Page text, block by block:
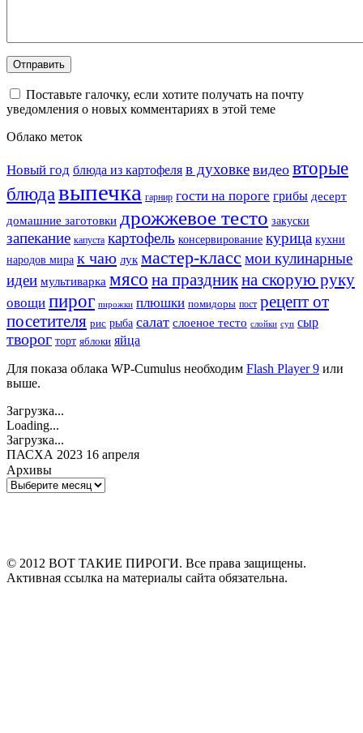
Поставьте галочку, если хотите получать на почту
уведомления о новых комментариях в этой теме
Облако меток
Новый год блюда из картофеля в духовке видео вторые
блюдавыпечка гарнир гости на пороге грибы десерт
домашние заготовки дрожжевое тесто закуски
запекание капуста картофель консервирование курица кухни
народов мира к чаю лук мастер-класс мои кулинарные
идеи мультиварка мясо на праздникна скорую руку
овощи пирог пирожки плюшки помидоры пост рецепт от
посетителя рис рыба салат слоеное тесто слойки суп сыр
творог торт яблоки яйца
Для показа облака WP-Cumulus необходим Flash Player 9 или
выше.
Загрузка...
Loading...
Загрузка...
ПАСХА 2023 16 апреля
Архивы
Архивы
© 2012 ВОТ ТАКИЕ ПИРОГИ. Все права защищены.
Активная ссылка на материалы сайта обязательна.